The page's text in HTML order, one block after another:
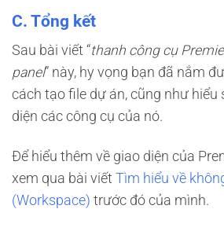
C. Tổng kết
Sau bài viết “thanh công cụ
panel” này, hy vọng bạn đã nắm
cách tạo file dự án, cũng như hiểu
diện các công cụ của nó.
Để hiểu thêm về giao diện của
xem qua bài viết Tìm hiểu về
(Workspace) trước đó của mình.